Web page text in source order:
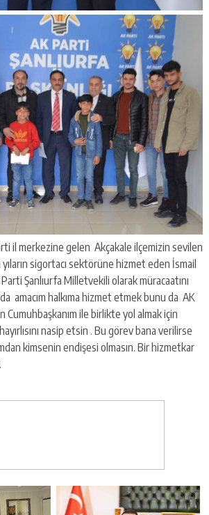
il merkezine gelen Akçakale ilçemizin sevilen
yıların sigortacı sektörüne hizmet eden İsmail
Şanlıurfa Milletvekili olarak müracaatını
amacım halkıma hizmet etmek bunu da AK
Cumuhbaşkanım ile birlikte yol almak için
nasip etsin . Bu görev bana verilirse
kimsenin endişesi olmasın. Bir hizmetkar